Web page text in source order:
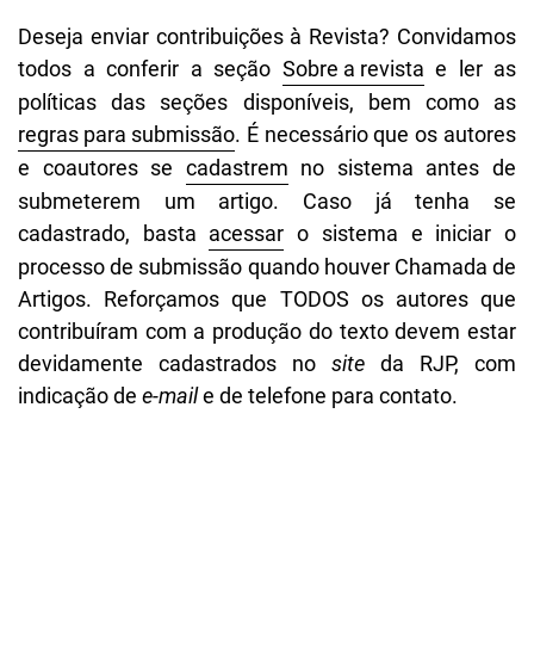
Deseja enviar contribuições à Revista? Convidamos
todos a conferir a seção Sobre a revista e ler as
políticas das seções disponíveis, bem como as
regras para submissão. É necessário que os autores
e coautores se cadastrem no sistema antes de
submeterem um artigo. Caso já tenha se
cadastrado, basta acessar o sistema e iniciar o
processo de submissão quando houver Chamada de
Artigos. Reforçamos que TODOS os autores que
contribuíram com a produção do texto devem estar
devidamente cadastrados no site da RJP, com
indicação de e-maile de telefone para contato.